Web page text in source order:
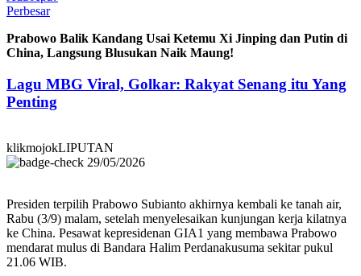
Perbesar
Prabowo Balik Kandang Usai Ketemu Xi Jinping dan Putin di
China, Langsung Blusukan Naik Maung!
Lagu MBG Viral, Golkar: Rakyat Senang itu Yang
Penting
klikmojokLIPUTAN
29/05/2026
Presiden terpilih Prabowo Subianto akhirnya kembali ke tanah air,
Rabu (3/9) malam, setelah menyelesaikan kunjungan kerja kilatnya
ke China. Pesawat kepresidenan GIA1 yang membawa Prabowo
mendarat mulus di Bandara Halim Perdanakusuma sekitar pukul
21.06 WIB.